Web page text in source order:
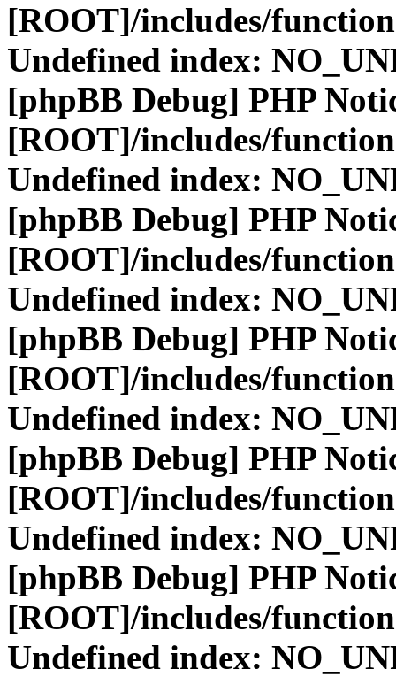
[ROOT]/includes/
Undefined index:
[phpBB Debug] PHP
[ROOT]/includes/
Undefined index:
[phpBB Debug] PHP
[ROOT]/includes/
Undefined index:
[phpBB Debug] PHP
[ROOT]/includes/
Undefined index:
[phpBB Debug] PHP
[ROOT]/includes/
Undefined index:
[phpBB Debug] PHP
[ROOT]/includes/
Undefined index: